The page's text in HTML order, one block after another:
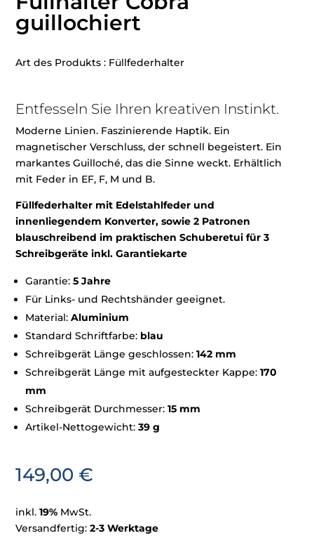
guillochiert
Art des Produkts : Füllfederhalter
Entfesseln Sie Ihren kreativen Instinkt.
Moderne Linien. Faszinierende Haptik. Ein
magnetischer Verschluss, der schnell begeistert. Ein
markantes Guilloché, das die Sinne weckt. Erhältlich
mit Feder in EF, F, M und B.
Füllfederhalter mit Edelstahlfeder und
innenliegendem Konverter, sowie 2 Patronen
blauschreibend im praktischen Schuberetui für 3
Schreibgeräte inkl. Garantiekarte
Garantie:5 Jahre
Für Links- und Rechtshänder geeignet.
Material:Aluminium
Standard Schriftfarbe: blau
Schreibgerät Länge geschlossen:142 mm
Schreibgerät Länge mit aufgesteckter Kappe:170
mm
Schreibgerät Durchmesser:15 mm
Artikel-Nettogewicht:39 g
149,00€
inkl.19% MwSt.
Versandfertig:2-3 Werktage